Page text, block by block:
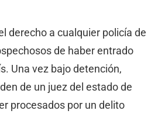
derecho a cualquier policía de
de haber entrado
Una vez bajo detención,
de un juez del estado de
procesados por un delito